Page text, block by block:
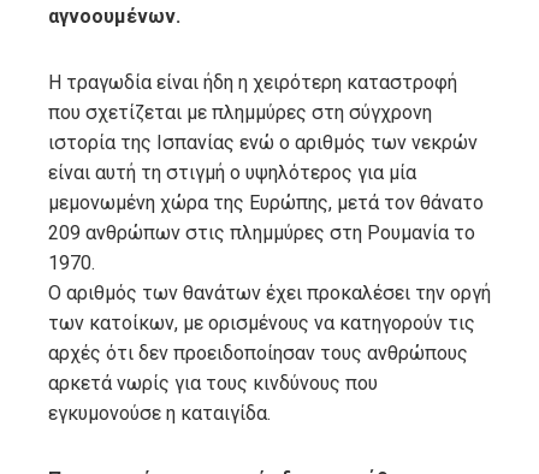
αγνοουμένων.
Η τραγωδία είναι ήδη η χειρότερη καταστροφή
που σχετίζεται με πλημμύρες στη σύγχρονη
ιστορία της Ισπανίας ενώ ο αριθμός των νεκρών
είναι αυτή τη στιγμή ο υψηλότερος για μία
μεμονωμένη χώρα της Ευρώπης, μετά τον θάνατο
209 ανθρώπων στις πλημμύρες στη Ρουμανία το
1970.
Ο αριθμός των θανάτων έχει προκαλέσει την οργή
των κατοίκων, με ορισμένους να κατηγορούν τις
αρχές ότι δεν προειδοποίησαν τους ανθρώπους
αρκετά νωρίς για τους κινδύνους που
εγκυμονούσε η καταιγίδα.